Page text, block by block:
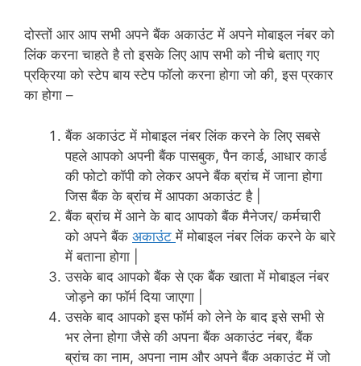
दोस्तों आर आप सभी अपने बैंक अकाउंट में अपने मोबाइल नंबर को
लिंक करना चाहते है तो इसके लिए आप सभी को नीचे बताए गए
प्रक्रिया को स्टेप बाय स्टेप फॉलो करना होगा जो की, इस प्रकार
का होगा –
बैंक अकाउंट में मोबाइल नंबर लिंक करने के लिए सबसे
पहले आपको अपनी बैंक पासबुक, पैन कार्ड, आधार कार्ड
की फोटो कॉपी को लेकर अपने बैंक ब्रांच में जाना होगा
जिस बैंक के ब्रांच में आपका अकाउंट है |
बैंक ब्रांच में आने के बाद आपको बैंक मैनेजर/ कर्मचारी
को अपने बैंक अकाउंटमें मोबाइल नंबर लिंक करने के बारे
में बताना होगा |
उसके बाद आपको बैंक से एक बैंक खाता में मोबाइल नंबर
जोड़ने का फॉर्म दिया जाएगा |
उसके बाद आपको इस फॉर्म को लेने के बाद इसे सभी से
भर लेना होगा जैसे की अपना बैंक अकाउंट नंबर, बैंक
ब्रांच का नाम, अपना नाम और अपने बैंक अकाउंट में जो